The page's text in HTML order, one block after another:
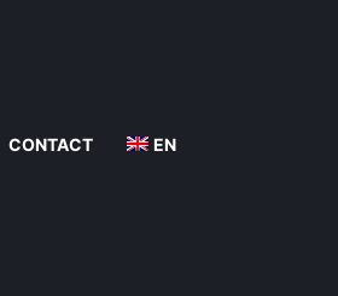
CONTACT EN